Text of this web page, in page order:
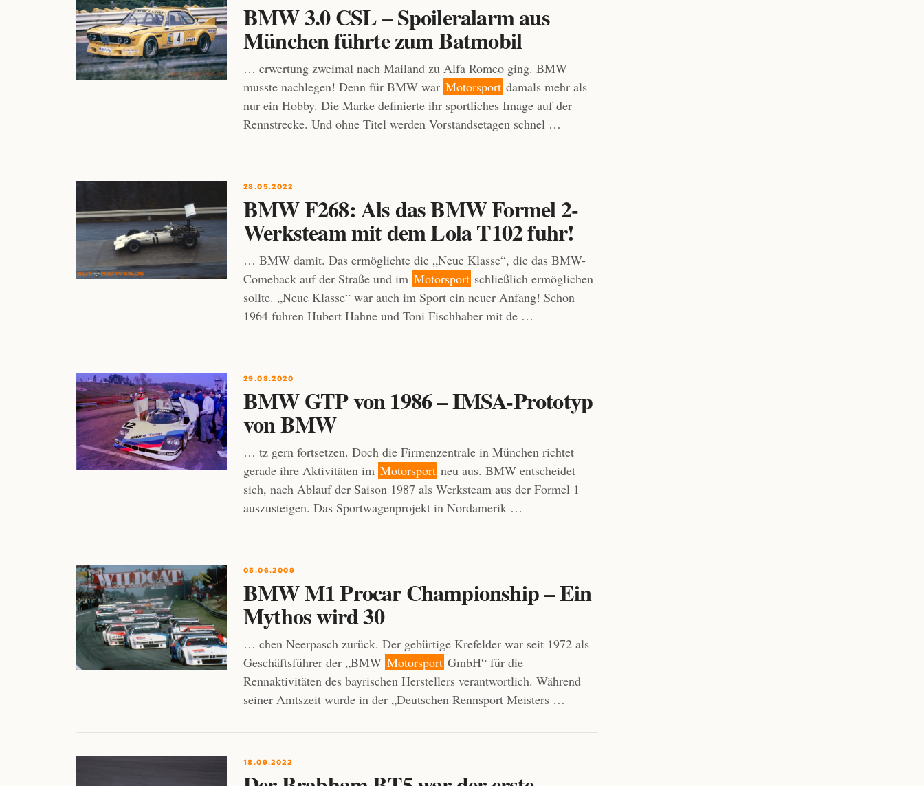
BMW 3.0 CSL – Spoileralarm aus
München führte zum Batmobil
… erwertung zweimal nach Mailand zu Alfa Romeo ging. BMW
musste nachlegen! Denn für BMW war Motorsport damals mehr als
nur ein Hobby. Die Marke definierte ihr sportliches Image auf der
Rennstrecke. Und ohne Titel werden Vorstandsetagen schnel …
28.05.2022
BMW F268: Als das BMW Formel 2-
Werksteam mit dem Lola T102 fuhr!
… BMW damit. Das ermöglichte die „Neue Klasse“, die das BMW-
Comeback auf der Straße und im Motorsport schließlich ermöglichen
sollte. „Neue Klasse“ war auch im Sport ein neuer Anfang! Schon
1964 fuhren Hubert Hahne und Toni Fischhaber mit de …
29.08.2020
BMW GTP von 1986 – IMSA-Prototyp
von BMW
… tz gern fortsetzen. Doch die Firmenzentrale in München richtet
gerade ihre Aktivitäten im Motorsport neu aus. BMW entscheidet
sich, nach Ablauf der Saison 1987 als Werksteam aus der Formel 1
auszusteigen. Das Sportwagenprojekt in Nordamerik …
05.06.2009
BMW M1 Procar Championship – Ein
Mythos wird 30
… chen Neerpasch zurück. Der gebürtige Krefelder war seit 1972 als
Geschäftsführer der „BMW Motorsport GmbH“ für die
Rennaktivitäten des bayrischen Herstellers verantwortlich. Während
seiner Amtszeit wurde in der „Deutschen Rennsport Meisters …
18.09.2022